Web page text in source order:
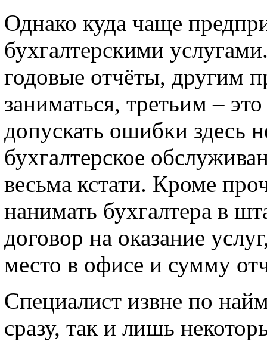
Однако куда чаще
бухгалтерскими
годовые отчёты, другим
заниматься, третьим –
допускать ошибки здесь
бухгалтерское
весьма кстати. Кроме
нанимать бухгалтера в
договор на оказание
место в офисе и сумму
Специалист извне по
сразу, так и лишь